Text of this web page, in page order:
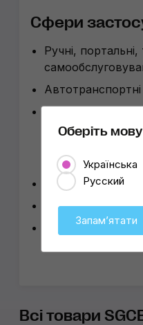
Сфери
Ручні,
Студії
мийках,
автосалонах,
та аероклубах
СТО повного
Деревообробна
Будівництво
Всі товари
Оберіть
Українська
Русский
Запамʼятати